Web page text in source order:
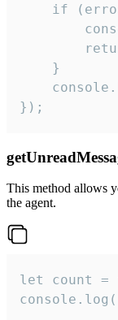
if
    }
});
This method allows
the agent.
let count =